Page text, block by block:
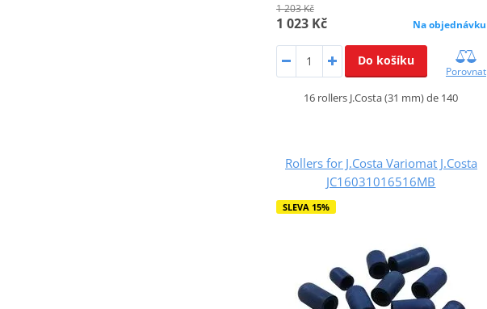
1 203 Kč
1 023 Kč Na objednávku
Do košíku
Porovnat
16 rollers J.Costa (31 mm) de 140
Rollers for J.Costa Variomat J.Costa
JC16031016516MB
SLEVA 15%